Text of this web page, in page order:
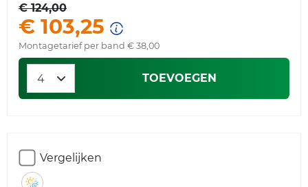
€ 124,00
€ 103,25
Montagetarief per band € 38,00
TOEVOEGEN
Vergelijken